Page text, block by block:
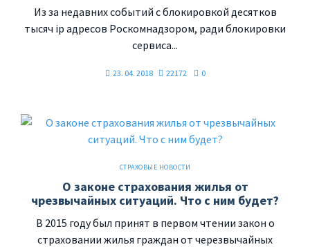
Из за недавних событий с блокировкой десятков
тысяч ip адресов Роскомнадзором, ради блокировки
сервиса...
23. 04. 2018 22172 0
СТРАХОВЫЕ НОВОСТИ
О законе страхования жилья от
чрезвычайных ситуаций. Что с ним будет?
В 2015 году был принят в первом чтении закон о
страховании жилья граждан от черезвычайных